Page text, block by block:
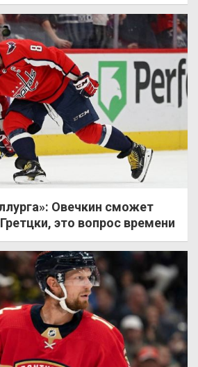
Овечкин сможет
это вопрос времени